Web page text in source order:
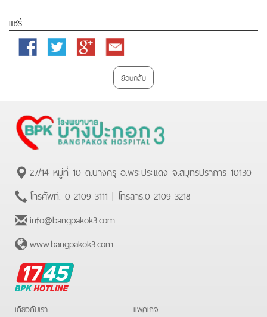
แชร์
Facebook Twitter
Google
Email
ย้อนกลับ
27/14 หมู่ที่ 10 ต.บางครุ อ.พระประแดง จ.สมุทรปราการ 10130
โทรศัพท์. 0-2109-3111 | โทรสาร.0-2109-3218
info@bangpakok3.com
www.bangpakok3.com
BPK
Hotline
เกี่ยวกับเรา
แพคเกจ